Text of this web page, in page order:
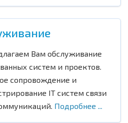
Вам обслуживание
систем и проектов.
сопровождение и
IT систем связи
Подробнее ...